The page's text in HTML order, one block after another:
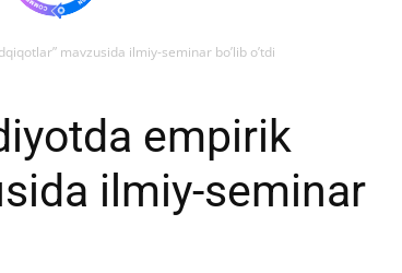
mavzusida ilmiy-seminar bo’lib o’tdi
empirik
ilmiy-seminar